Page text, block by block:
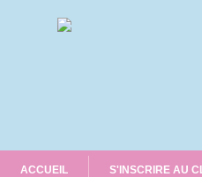
ACCUEIL S'INSCRIRE AU